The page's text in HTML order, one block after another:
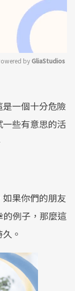
by GliaStudios
一個十分危險
些有意思的活
果你們的朋友
例子，那麼這
。